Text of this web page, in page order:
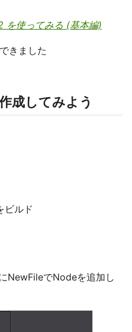
使ってみる (基本編)
きました
成してみよう
ビルド
NewFileでNodeを追加し